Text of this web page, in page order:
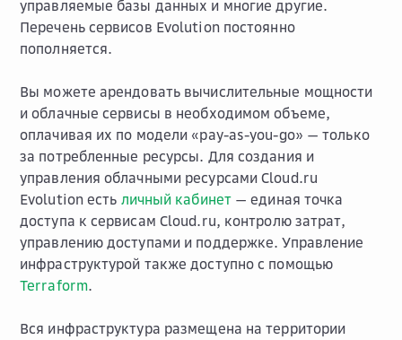
управляемые базы данных и многие другие.
Перечень сервисов Evolution постоянно
пополняется.
Вы можете арендовать вычислительные мощности
и облачные сервисы в необходимом объеме,
оплачивая их по модели «pay-as-you-go» — только
за потребленные ресурсы. Для создания и
управления облачными ресурсами Cloud.ru
Evolution есть личный кабинет— единая точка
доступа к сервисам Cloud.ru, контролю затрат,
управлению доступами и поддержке. Управление
инфраструктурой также доступно с помощью
Terraform.
Вся инфраструктура размещена на территории